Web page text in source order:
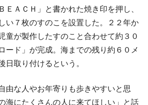
ＡＣＨ」と書かれた焼き印を押し、
い７枚のすのこを設置した。２２年か
童が製作したすのこと合わせて約３０
ード」が完成。海までの残り約６０メ
日取り付けるという。
由な人やお年寄りも歩きやすいと思
海にたくさんの人に来てほしい」と話